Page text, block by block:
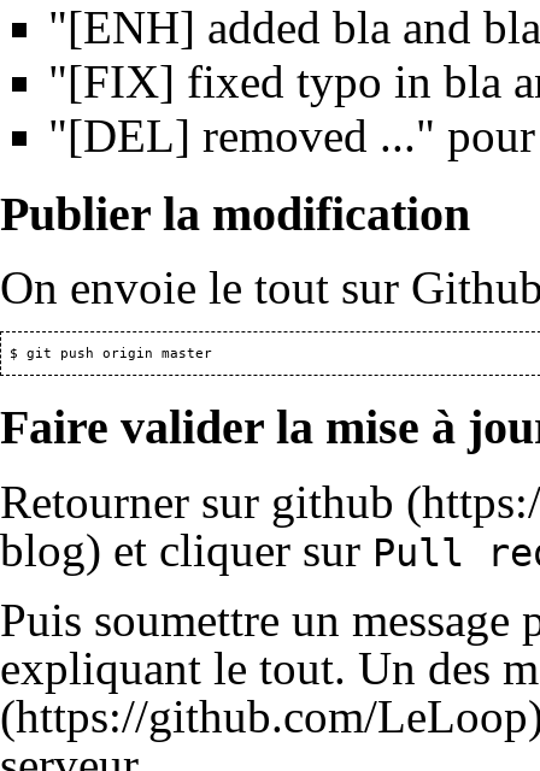
"[ENH] added bla and
"[FIX] fixed typo in bla
"[DEL] removed ..."
Publier la modification
On envoie le tout sur
Faire valider la mise à
Retourner sur github
et cliquer sur Pull
Puis soumettre un message
expliquant le tout. Un des